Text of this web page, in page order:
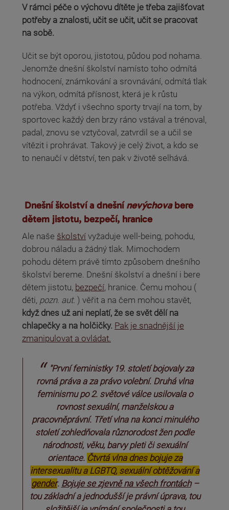
V rámci péče o výchovu dítěte je třeba zajišťovat
potřeby a znalosti, učit se učit, učit se pracovat
na sobě.
Učit se být oporou, jistotou, půdou pod nohama.
Jenomže dnešní školství namísto toho odmítá
hodnocení, známkování a srovnávání, odmítá tlak
na výkon, odmítá přísnost, která je k růstu
potřeba. Vždyť i všechno sporty trvají na tom, by
sportovec každý den brzy ráno vstával a trénoval,
padal, znovu se vztyčoval, zatvrdil se a učil se
vítězit i prohrávat. Takový je celý život, a kdo se
to nenaučí v dětství, ten pak v životě selhává.
Dnešní školství a dnešnínevýchovabere
dětem jistotu, bezpečí, hranice
Ale naše školství vyžaduje well-being, pohodu,
dobrou náladu a žádný tlak. Mimochodem
pohodu dětem právě tímto způsobem dnešního
školství bereme. Dnešní školství a dnešní i bere
dětem jistotu, bezpečí, hranice. Čemu mohou (
děti, pozn. aut. ) věřit a na čem mohou stavět,
když dnes už ani neplatí, že se svět dělí na
chlapečky a na holčičky. Pak je snadnější je
zmanipulovat a ovládat.
"První feministky 19. století bojovaly za
rovná práva a za právo volební. Druhá vlna
feminismu po 2. světové válce usilovala o
rovnost sexuální, manželskou a
pracovněprávní. Třetí vlna na konci minulého
století zohledňovala různorodost žen podle
národnosti, věku, barvy pleti či sexuální
orientace. Čtvrtá vlna dnes bojuje za
intersexualitu a LGBTQ, sexuální obtěžování a
gender. Bojuje se zjevně na všech frontách–
tou základní a jednodušší je právní úprava, tou